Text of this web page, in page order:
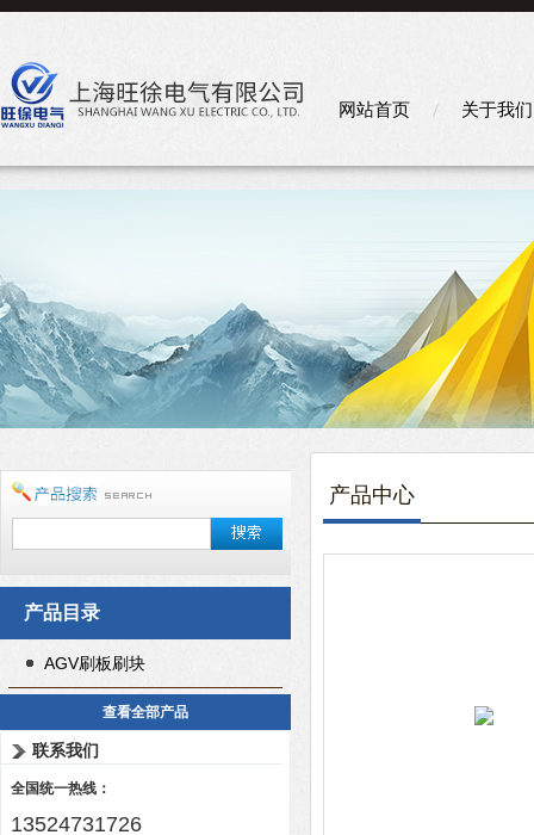
网站首页 关于我们
产品目录
AGV刷板刷块
查看全部产品
联系我们
全国统一热线：
13524731726
产品中心